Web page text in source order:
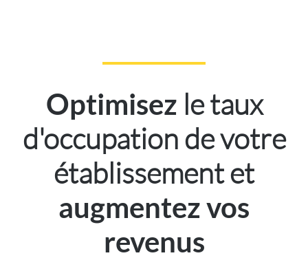
Optimisez le taux
d'occupation de votre
établissement et
augmentez vos
revenus